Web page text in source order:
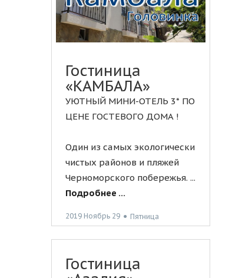
Гостиница
«КАМБАЛА»
УЮТНЫЙ МИНИ-ОТЕЛЬ 3* ПО
ЦЕНЕ ГОСТЕВОГО ДОМА !
Один из самых экологически
чистых районов и пляжей
Черноморского побережья. ...
Подробнее ...
2019 Ноябрь 29 ● Пятница
Гостиница